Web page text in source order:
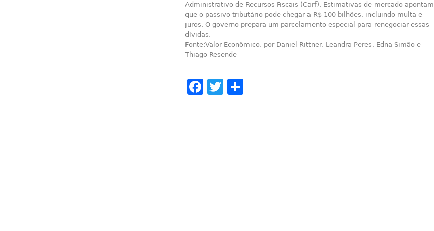
Administrativo de Recursos Fiscais (Carf). Estimativas de mercado apontam
que o passivo tributário pode chegar a R$ 100 bilhões, incluindo multa e
juros. O governo prepara um parcelamento especial para renegociar essas
dívidas.
Fonte:Valor Econômico, por Daniel Rittner, Leandra Peres, Edna Simão e
Thiago Resende
Facebook
Twitter